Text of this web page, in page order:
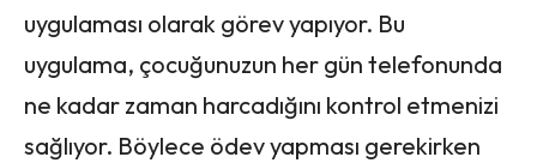
uygulaması olarak görev yapıyor. Bu
uygulama, çocuğunuzun her gün telefonunda
ne kadar zaman harcadığını kontrol etmenizi
sağlıyor. Böylece ödev yapması gerekirken